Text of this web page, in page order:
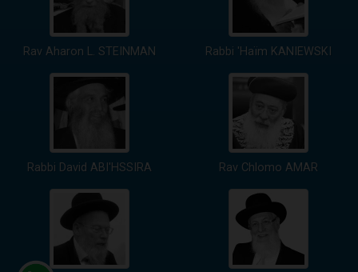
Rav Aharon L. STEINMAN Rabbi 'Haïm KANIEWSKI
Rabbi David ABI'HSSIRA Rav Chlomo AMAR